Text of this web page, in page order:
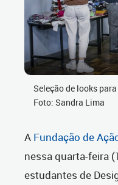
Seleção de looks
Foto: Sandra Lima
A Fundação de
nessa quarta-feira
estudantes de